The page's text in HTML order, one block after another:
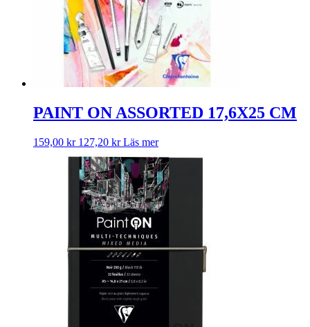
PAINT ON ASSORTED 17,6X25 CM
159,00 kr 127,20 kr Läs mer